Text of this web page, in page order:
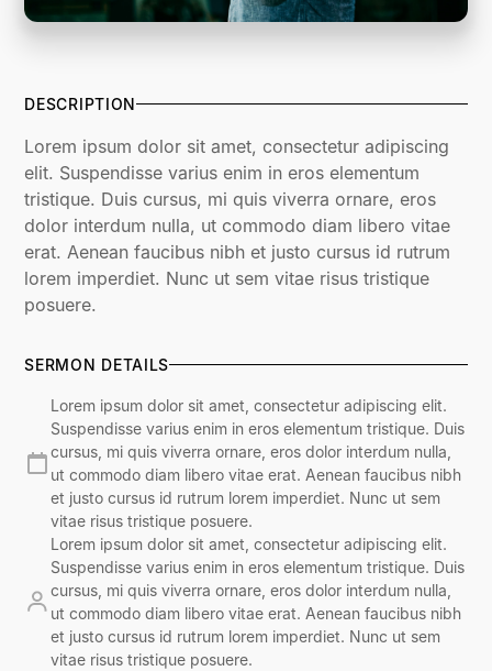
DESCRIPTION
Lorem ipsum dolor sit amet, consectetur adipiscing
elit. Suspendisse varius enim in eros elementum
tristique. Duis cursus, mi quis viverra ornare, eros
dolor interdum nulla, ut commodo diam libero vitae
erat. Aenean faucibus nibh et justo cursus id rutrum
lorem imperdiet. Nunc ut sem vitae risus tristique
posuere.
SERMON DETAILS
Lorem ipsum dolor sit amet, consectetur adipiscing elit.
Suspendisse varius enim in eros elementum tristique. Duis
cursus, mi quis viverra ornare, eros dolor interdum nulla,
ut commodo diam libero vitae erat. Aenean faucibus nibh
et justo cursus id rutrum lorem imperdiet. Nunc ut sem
vitae risus tristique posuere.
Lorem ipsum dolor sit amet, consectetur adipiscing elit.
Suspendisse varius enim in eros elementum tristique. Duis
cursus, mi quis viverra ornare, eros dolor interdum nulla,
ut commodo diam libero vitae erat. Aenean faucibus nibh
et justo cursus id rutrum lorem imperdiet. Nunc ut sem
vitae risus tristique posuere.